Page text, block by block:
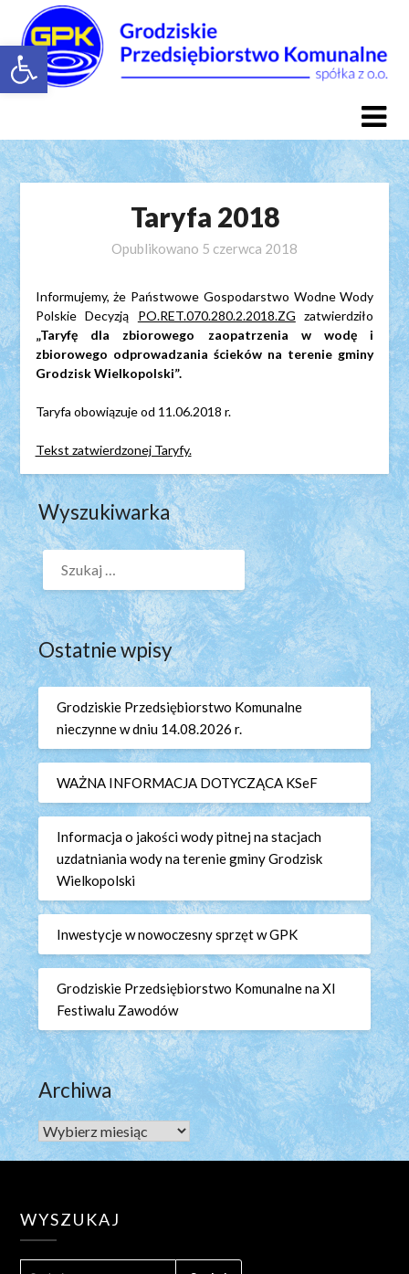
Otwórz pasek narzędzi
content
Taryfa 2018
Opublikowano 5 czerwca 2018
Informujemy, że Państwowe Gospodarstwo Wodne Wody
Polskie Decyzją PO.RET.070.280.2.2018.ZG zatwierdziło
„Taryfę dla zbiorowego zaopatrzenia w wodę i
zbiorowego odprowadzania ścieków na terenie gminy
Grodzisk Wielkopolski”.
Taryfa obowiązuje od 11.06.2018 r.
Tekst zatwierdzonej Taryfy.
Wyszukiwarka
SZUKAJ:
Ostatnie wpisy
Grodziskie Przedsiębiorstwo Komunalne
nieczynne w dniu 14.08.2026 r.
WAŻNA INFORMACJA DOTYCZĄCA KSeF
Informacja o jakości wody pitnej na stacjach
uzdatniania wody na terenie gminy Grodzisk
Wielkopolski
Inwestycje w nowoczesny sprzęt w GPK
Grodziskie Przedsiębiorstwo Komunalne na XI
Festiwalu Zawodów
Archiwa
Archiwa
WYSZUKAJ